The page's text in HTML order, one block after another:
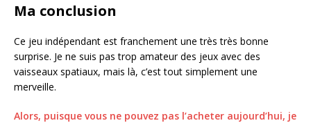
Ma conclusion
Ce jeu indépendant est franchement une très très bonne
surprise. Je ne suis pas trop amateur des jeux avec des
vaisseaux spatiaux, mais là, c’est tout simplement une
merveille.
Alors, puisque vous ne pouvez pas l’acheter aujourd’hui, je